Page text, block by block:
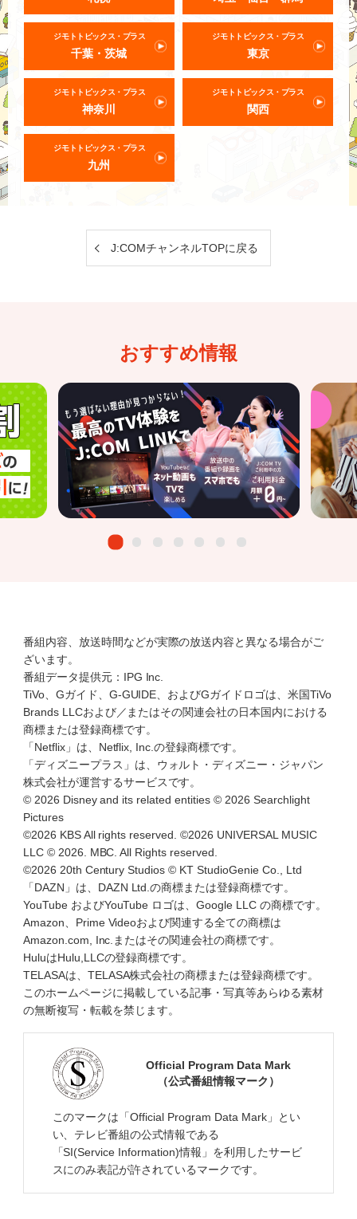
ジモトトピックス・プラス
千葉・茨城
ジモトトピックス・プラス
東京
ジモトトピックス・プラス
神奈川
ジモトトピックス・プラス
関西
ジモトトピックス・プラス
九州
J:COMチャンネルTOPに戻る
おすすめ情報
番組内容、放送時間などが実際の放送内容と異なる場合がご
ざいます。
番組データ提供元：IPG Inc.
TiVo、Gガイド、G-GUIDE、およびGガイドロゴは、米国TiVo
Brands LLCおよび／またはその関連会社の日本国内における
商標または登録商標です。
「Netflix」は、Netflix, Inc.の登録商標です。
「ディズニープラス」は、ウォルト・ディズニー・ジャパン
株式会社が運営するサービスです。
© 2026 Disney and its related entities © 2026 Searchlight
Pictures
©2026 KBS All rights reserved. ©2026 UNIVERSAL MUSIC
LLC © 2026. MBC. All Rights reserved.
©2026 20th Century Studios © KT StudioGenie Co., Ltd
「DAZN」は、DAZN Ltd.の商標または登録商標です。
YouTube およびYouTube ロゴは、Google LLC の商標です。
Amazon、Prime Videoおよび関連する全ての商標は
Amazon.com, Inc.またはその関連会社の商標です。
HuluはHulu,LLCの登録商標です。
TELASAは、TELASA株式会社の商標または登録商標です。
このホームページに掲載している記事・写真等あらゆる素材
の無断複写・転載を禁じます。
Official Program Data Mark
（公式番組情報マーク）
このマークは「Official Program Data Mark」とい
い、テレビ番組の公式情報である
「SI(Service Information)情報」を利用したサービ
スにのみ表記が許されているマークです。